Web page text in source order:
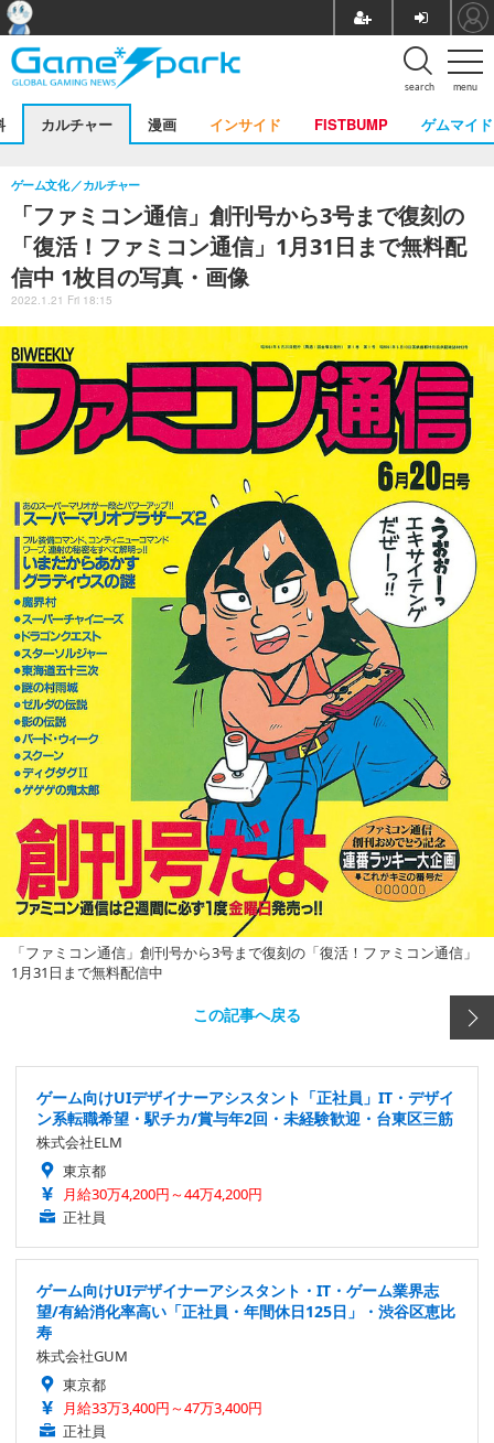
menu
search
カルチャー 漫画 インサイド FISTBUMP ゲムマイド
「ファミコン通信」創刊号から3号まで復刻の
「復活！ファミコン通信」1月31日まで無料配
信中 1枚目の写真・画像
ゲーム文化 カルチャー
2022.1.21 Fri 18:15
「ファミコン通信」創刊号から3号まで復刻の「復活！ファミコン通信」
1月31日まで無料配信中
この記事へ戻る
ゲーム向けUIデザイナーアシスタント「正社員」IT・デザイ
ン系転職希望・駅チカ/賞与年2回・未経験歓迎・台東区三筋
株式会社ELM
東京都
月給30万4,200円～44万4,200円
正社員
ゲーム向けUIデザイナーアシスタント・IT・ゲーム業界志
望/有給消化率高い「正社員・年間休日125日」・渋谷区恵比
寿
株式会社GUM
東京都
月給33万3,400円～47万3,400円
正社員